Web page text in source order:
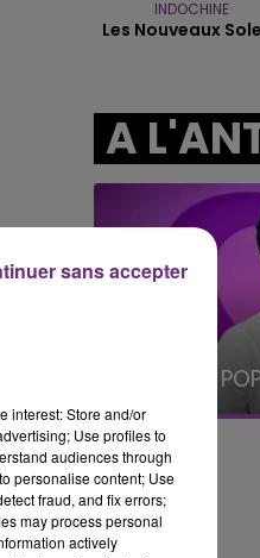
19h15 - 20h00
INDOCHINE
Les Nouveaux
A
LE BEST OF
CHAMPAGNE
interest: Store and/or
Use profiles to
audiences through
personalise content; Use
fraud, and fix errors;
may process personal
actively
sans accepter